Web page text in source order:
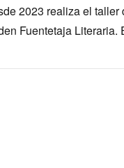
2023 realiza el
Fuentetaja